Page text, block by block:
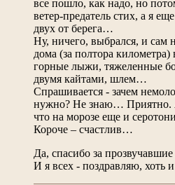
все пошло, как надо, но
ветер-предатель стих, а я
двух от берега…
Ну, ничего, выбрался, и сам
дома (за полтора
горные лыжи, тяжеленные
двумя кайтами, шлем…
Спрашивается - зачем
нужно? Не знаю… Приятно.
что на морозе еще и
Короче – счастлив…
Да, спасибо за прозвучавшие
И я всех - поздравляю, хоть